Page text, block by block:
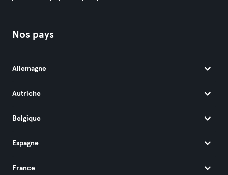
Nos pays
Allemagne
Autriche
Belgique
Espagne
France